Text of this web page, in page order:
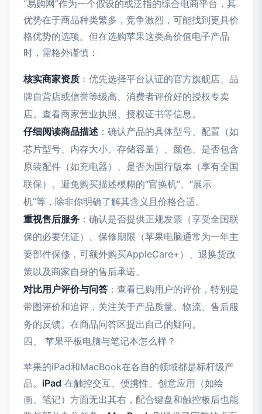
“易购网”作为一个假设的或泛指的综合电商平台，其
优势在于商品种类繁多，竞争激烈，可能找到更具价
格优势的选项。但在选购苹果这类高价值电子产品
时，需格外谨慎：
核实商家资质 ：优先选择平台认证的官方旗舰店、品
牌自营店或信誉等级高、消费者评价好的授权专卖
店。查看商家营业执照、授权证书等信息。
仔细阅读商品描述 ：确认产品的具体型号、配置（如
芯片型号、内存大小、存储容量）、颜色、是否包含
原装配件（如充电器）、是否为国行版本（享有全国
联保）。避免购买描述模糊的“官换机”、“展示
机”等，除非你明确了解其含义且价格合适。
重视售后服务 ：确认是否提供正规发票（享受全国联
保的必要凭证）、保修期限（苹果电脑通常为一年主
要部件保修，可额外购买AppleCare+）、退换货政
策以及商家自身的售后承诺。
对比用户评价与问答 ：查看已购用户的评价，特别是
带图评价和追评，关注关于产品质量、物流、售后服
务的反馈。在商品问答区提出自己的疑问。
四、 苹果平板电脑与笔记本怎么样？
苹果的iPad和MacBook在各自的领域都是标杆级产
品。 iPad 在触控交互、便携性、创意应用（如绘
画、笔记）方面无出其右，配合键盘和触控板后也能